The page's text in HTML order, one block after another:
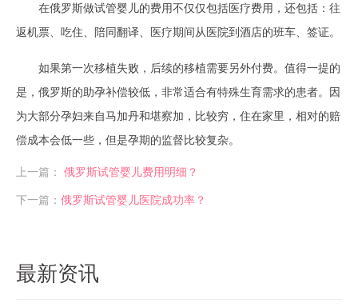
在俄罗斯做试管婴儿的费用不仅仅包括医疗费用，还包括：往
返机票、吃住、陪同翻译、医疗期间从医院到酒店的班车、签证。
如果第一次移植失败，后续的移植需要另外付费。值得一提的
是，俄罗斯的助孕补偿较低，非常适合有特殊生育需求的患者。因
为大部分孕妇来自马加丹和堪察加，比较穷，住在家里，相对的赔
偿成本会低一些，但是孕期的监督比较复杂。
上一篇： 俄罗斯试管婴儿费用明细？​
下一篇： 俄罗斯试管婴儿医院成功率？​
最新资讯